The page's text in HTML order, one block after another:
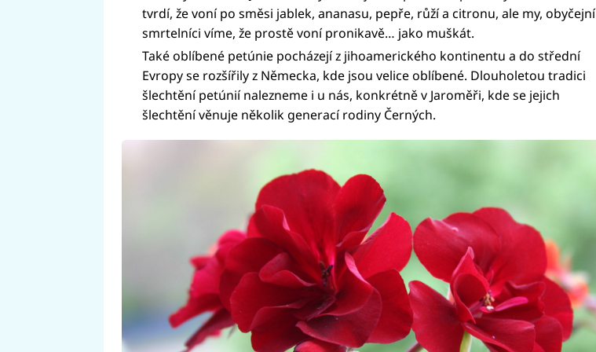
tvrdí, že voní po směsi jablek, ananasu, pepře, růží a citronu, ale my, obyčejní
smrtelníci víme, že prostě voní pronikavě… jako muškát.
Také oblíbené petúnie pocházejí z jihoamerického kontinentu a do střední
Evropy se rozšířily z Německa, kde jsou velice oblíbené. Dlouholetou tradici
šlechtění petúnií nalezneme i u nás, konkrétně v Jaroměři, kde se jejich
šlechtění věnuje několik generací rodiny Černých.